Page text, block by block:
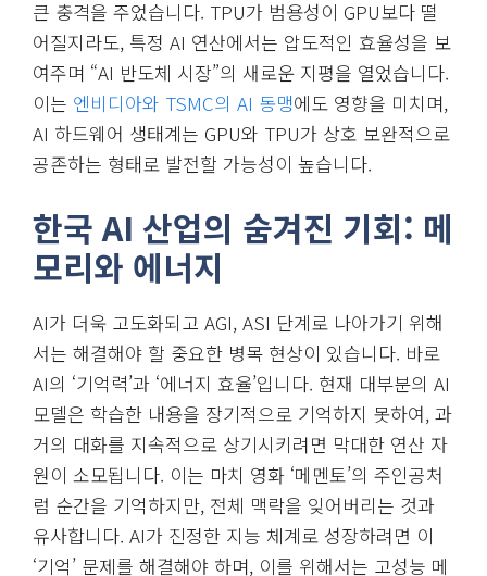
큰 충격을 주었습니다. TPU가 범용성이 GPU보다 떨
어질지라도, 특정 AI 연산에서는 압도적인 효율성을 보
여주며 “AI 반도체 시장”의 새로운 지평을 열었습니다.
이는 엔비디아와 TSMC의 AI 동맹에도 영향을 미치며,
AI 하드웨어 생태계는 GPU와 TPU가 상호 보완적으로
공존하는 형태로 발전할 가능성이 높습니다.
한국 AI 산업의 숨겨진 기회: 메
모리와 에너지
AI가 더욱 고도화되고 AGI, ASI 단계로 나아가기 위해
서는 해결해야 할 중요한 병목 현상이 있습니다. 바로
AI의 ‘기억력’과 ‘에너지 효율’입니다. 현재 대부분의 AI
모델은 학습한 내용을 장기적으로 기억하지 못하여, 과
거의 대화를 지속적으로 상기시키려면 막대한 연산 자
원이 소모됩니다. 이는 마치 영화 ‘메멘토’의 주인공처
럼 순간을 기억하지만, 전체 맥락을 잊어버리는 것과
유사합니다. AI가 진정한 지능 체계로 성장하려면 이
‘기억’ 문제를 해결해야 하며, 이를 위해서는 고성능 메